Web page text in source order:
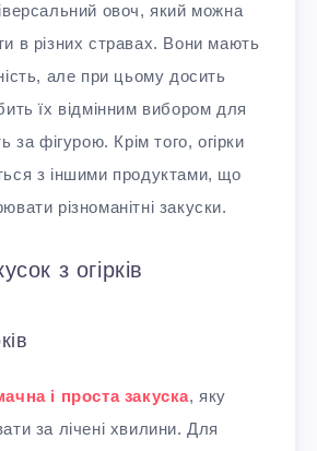
овоч, який можна
в різних стравах. Вони мають
але при цьому досить
їх відмінним вибором для
за фігурою. Крім того, огірки
з іншими продуктами, що
різноманітні закуски.
з огірків
і проста закуска, яку
за лічені хвилини. Для